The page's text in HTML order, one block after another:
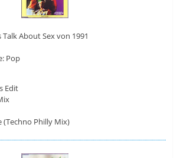
Talk About Sex von 1991
Pop
Edit
(Techno Philly Mix)